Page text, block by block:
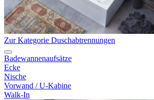
Zur Kategorie Duschabtrennungen
Badewannenaufsätze
Ecke
Nische
Vorwand / U-Kabine
Walk-In